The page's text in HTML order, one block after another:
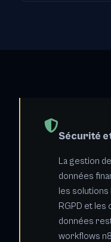
Sécurité
La gestion
données
les solutions
RGPD et les
données
workflows